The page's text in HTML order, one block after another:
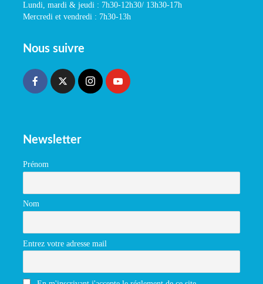
Lundi, mardi & jeudi : 7h30-12h30/ 13h30-17h
Mercredi et vendredi : 7h30-13h
Nous suivre
Newsletter
Prénom
Nom
Entrez votre adresse mail